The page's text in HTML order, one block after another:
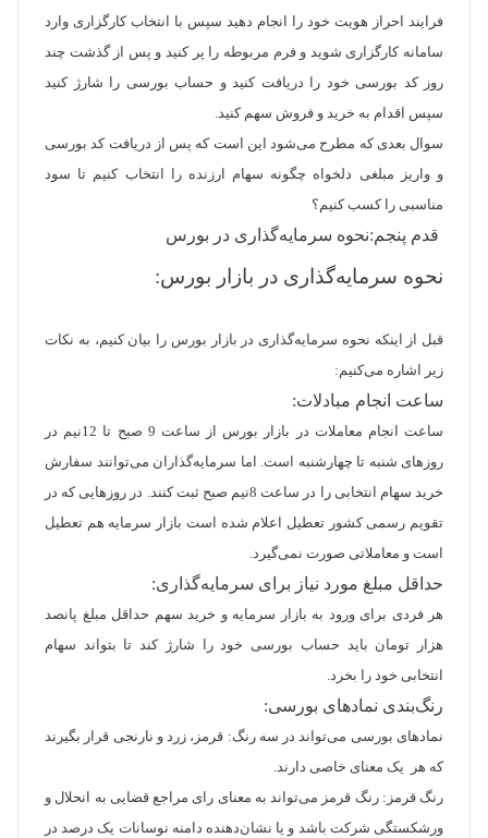
فرایند احراز هویت خود را انجام دهید سپس با انتخاب کارگزاری وارد
سامانه کارگزاری شوید و فرم مربوطه را پر کنید و پس از گذشت چند
روز کد بورسی خود را دریافت کنید و حساب بورسی را شارژ کنید
سپس اقدام به خرید و فروش سهم کنید.
سوال بعدی که مطرح می‌شود این است که پس از دریافت کد بورسی
و واریز مبلغی دلخواه چگونه سهام ارزنده را انتخاب کنیم تا سود
مناسبی را کسب کنیم؟
قدم پنجم:نحوه سرمایه‌گذاری در بورس
نحوه سرمایه‌گذاری در بازار بورس:
قبل از اینکه نحوه سرمایه‌گذاری در بازار بورس را بیان کنیم، به نکات
زیر اشاره می‌کنیم:
ساعت انجام مبادلات:
ساعت انجام معاملات در بازار بورس از ساعت 9 صبح تا 12نیم در
روزهای شنبه تا چهارشنبه است. اما سرمایه‌گذاران می‌توانند سفارش
خرید سهام انتخابی را در ساعت 8نیم صبح ثبت کنند. در روزهایی که در
تقویم رسمی کشور تعطیل اعلام شده است بازار سرمایه هم تعطیل
است و معاملاتی صورت نمی‌گیرد.
حداقل مبلغ مورد نیاز برای سرمایه‌گذاری:
هر فردی برای ورود به بازار سرمایه و خرید سهم حداقل مبلغ پانصد
هزار تومان باید حساب بورسی خود را شارژ کند تا بتواند سهام
انتخابی خود را بخرد.
رنگ‌بندی نمادهای بورسی:
نمادهای بورسی می‌تواند در سه رنگ: قرمز، زرد و نارنجی قرار بگیرند
که هر یک معنای خاصی دارند.
رنگ قرمز: رنگ قرمز می‌تواند به معنای رای مراجع قضایی به انحلال و
ورشکستگی شرکت باشد و یا نشان‌دهنده دامنه نوسانات یک درصد در